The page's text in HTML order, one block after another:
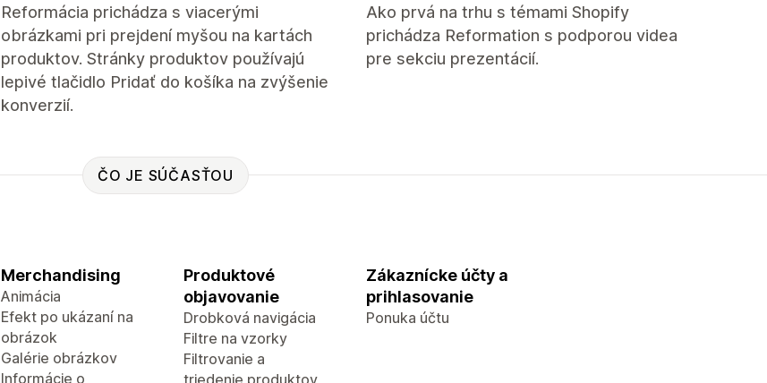
Reformácia prichádza s viacerými
obrázkami pri prejdení myšou na kartách
produktov. Stránky produktov používajú
lepivé tlačidlo Pridať do košíka na zvýšenie
konverzií.
Ako prvá na trhu s témami Shopify
prichádza Reformation s podporou videa
pre sekciu prezentácií.
ČO JE SÚČASŤOU
Merchandising
Animácia
Efekt po ukázaní na
obrázok
Galérie obrázkov
Informácie o
Produktové
objavovanie
Drobková navigácia
Filtre na vzorky
Filtrovanie a
triedenie produktov
Zákaznícke účty a
prihlasovanie
Ponuka účtu